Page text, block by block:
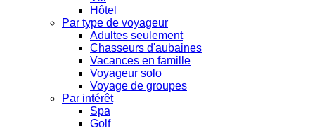
Hôtel
Par type de voyageur
Adultes seulement
Chasseurs d'aubaines
Vacances en famille
Voyageur solo
Voyage de groupes
Par intérêt
Spa
Golf